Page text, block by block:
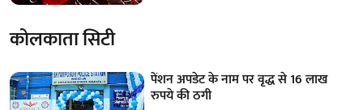
कोलकाता सिटी
पेंशन अपडेट के नाम पर वृद्ध से 16 लाख
रुपये की ठगी